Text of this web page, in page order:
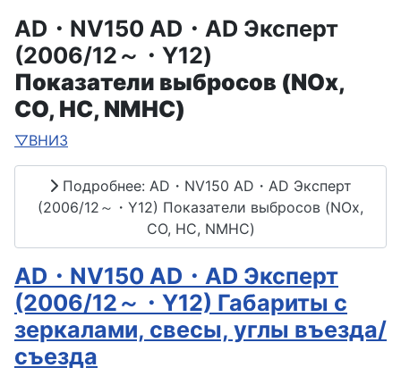
AD・NV150 AD・AD Эксперт
(2006/12～・Y12)
Показатели выбросов (NOx,
CO, HC, NMHC)
▽ВНИЗ
Подробнее: AD・NV150 AD・AD Эксперт
(2006/12～・Y12) Показатели выбросов (NOx,
CO, HC, NMHC)
AD・NV150 AD・AD Эксперт
(2006/12～・Y12) Габариты с
зеркалами, свесы, углы въезда/
съезда